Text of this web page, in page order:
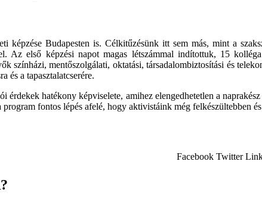
képzése Budapesten is. Célkitűzésünk itt sem más, mint a
Az első képzési napot magas létszámmal indítottuk, 15
színházi, mentőszolgálati, oktatási, társadalombiztosítási és
és a tapasztalatcserére.
érdekek hatékony képviselete, amihez elengedhetetlen a
fontos lépés afelé, hogy aktivistáink még felkészültebben
Facebook Twitter